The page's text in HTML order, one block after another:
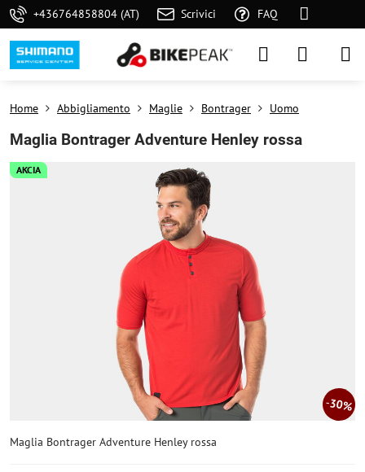
+436764858804 (AT) Scrivici FAQ
AKCIA
30%
Home Abbigliamento Maglie Bontrager Uomo
Maglia Bontrager Adventure Henley rossa
Maglia Bontrager Adventure Henley rossa